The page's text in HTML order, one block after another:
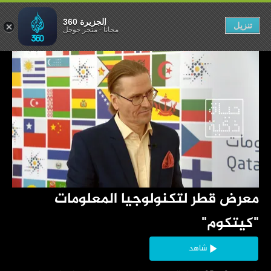
"كيتكوم"
شاهد
الجزيرة 360
مجاناً-متجر جوجل تنزيل